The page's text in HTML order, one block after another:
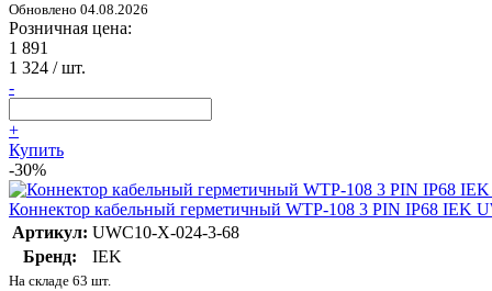
Обновлено 04.08.2026
Розничная цена:
1 891
1 324 / шт.
-
+
Купить
-30%
Коннектор кабельный герметичный WTP-108 3 PIN IP68 IEK
Артикул: UWC10-X-024-3-68
Бренд:
IEK
На складе 63 шт.